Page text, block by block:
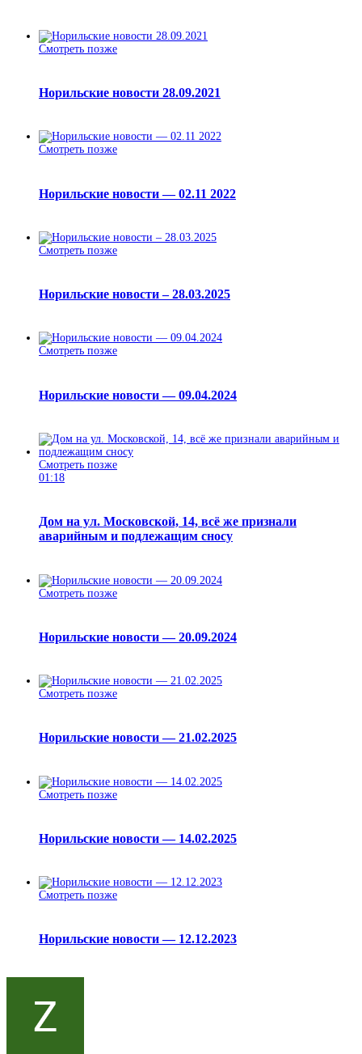
Смотреть позже
Норильские новости 28.09.2021
Смотреть позже
Норильские новости — 02.11 2022
Смотреть позже
Норильские новости – 28.03.2025
Смотреть позже
Норильские новости — 09.04.2024
Смотреть позже
01:18
Дом на ул. Московской, 14, всё же признали
аварийным и подлежащим сносу
Смотреть позже
Норильские новости — 20.09.2024
Смотреть позже
Норильские новости — 21.02.2025
Смотреть позже
Норильские новости — 14.02.2025
Смотреть позже
Норильские новости — 12.12.2023